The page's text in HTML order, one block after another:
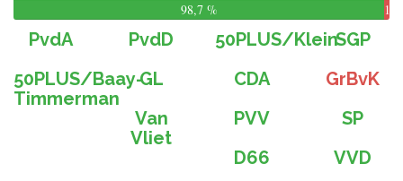
98,7 %
1,3
PvdA PvdD 50PLUS/KleinSGP
50PLUS/Baay-
Timmerman
GL CDA
GrBvK
Van
Vliet
PVV
SP
D66
VVD